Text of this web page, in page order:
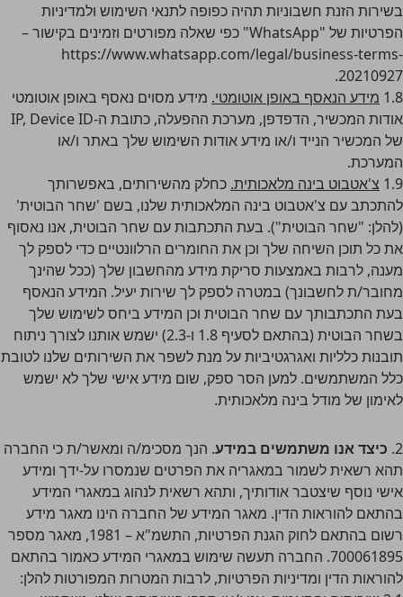
בשירות הזנת חשבוניות תהיה כפופה לתנאי השימוש ולמדיניות
הפרטיות של "WhatsApp" כפי שאלה מפורטים וזמינים בקישור –
https://www.whatsapp.com/legal/business-terms-
20210927
.
1.8 מידע הנאסף באופן אוטומטי. מידע מסוים נאסף באופן אוטומטי
אודות המכשיר, הדפדפן, מערכת ההפעלה, כתובת ה-IP, Device ID
של המכשיר הנייד ו/או מידע אודות השימוש שלך באתר ו/או
המערכת.
1.9 צ'אטבוט בינה מלאכותית. כחלק מהשירותים, באפשרותך
להתכתב עם צ'אטבוט בינה המלאכותית שלנו, בשם 'שחר הבוטית'
(להלן: "שחר הבוטית"). בעת התכתבות עם שחר הבוטית, אנו נאסוף
את כל תוכן השיחה שלך וכן את החומרים הרלוונטיים כדי לספק לך
מענה, לרבות באמצעות סריקת מידע מהחשבון שלך (ככל שהינך
מחובר/ת לחשבונך) במטרה לספק לך שירות יעיל. המידע הנאסף
בעת התכתבותך עם שחר הבוטית וכן המידע ביחס לשימוש שלך
בשחר הבוטית (בהתאם לסעיף 1.8 ו-2.3) ישמש אותנו לצורך ניתוח
תובנות כלליות ואגרגטיביות על מנת לשפר את השירותים שלנו לטובת
כלל המשתמשים. למען הסר ספק, שום מידע אישי שלך לא ישמש
לאימון של מודל בינה מלאכותית.
2. כיצד אנו משתמשים במידע. הנך מסכימ/ה ומאשר/ת כי החברה
תהא רשאית לשמור במאגריה את הפרטים שנמסרו על-ידך ומידע
אישי נוסף שיצטבר אודותיך, ותהא רשאית לנהוג במאגרי המידע
בהתאם להוראות הדין. מאגר המידע של החברה הינו מאגר מידע
רשום בהתאם לחוק הגנת הפרטיות, התשמ"א – 1981, מאגר מספר
700061895. החברה תעשה שימוש במאגרי המידע כאמור בהתאם
להוראות הדין ומדיניות הפרטיות, לרבות המטרות המפורטות להלן: